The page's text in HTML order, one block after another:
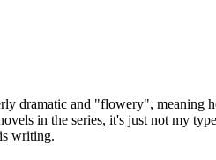
dramatic and "flowery", meaning
in the series, it's just not my
writing.